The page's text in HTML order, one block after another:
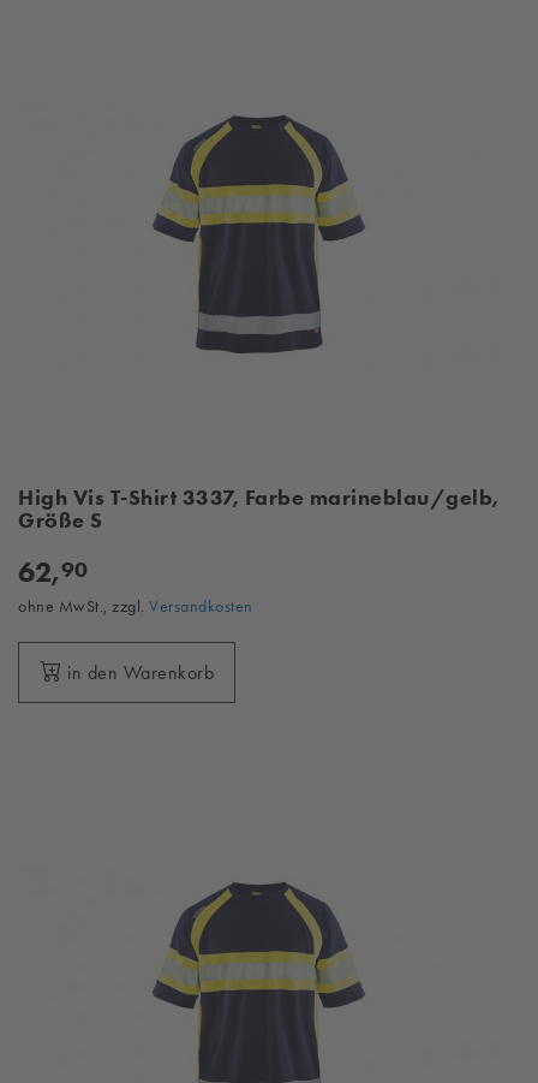
High Vis T-Shirt 3337, Farbe marineblau/gelb,
Größe S
62,90
ohne MwSt., zzgl. Versandkosten
in den Warenkorb